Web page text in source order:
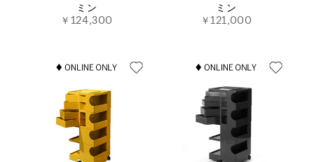
ミン
￥124,300
ミン
￥121,000